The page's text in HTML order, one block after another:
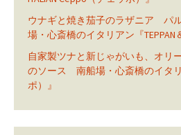
ウナギと焼き茄子のラザニア パ
場・心斎橋のイタリアン『TEPPAN
自家製ツナと新じゃがいも、オリ
のソース 南船場・心斎橋のイタ
ポ）』